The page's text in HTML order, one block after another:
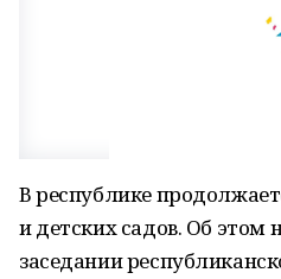
В республике
и детских садов. Об этом
заседании